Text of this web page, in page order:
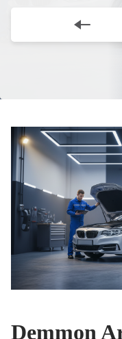
Demmon